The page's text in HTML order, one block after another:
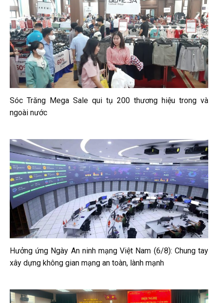
Sóc Trăng Mega Sale qui tụ 200 thương hiệu trong và
ngoài nước
Hưởng ứng Ngày An ninh mạng Việt Nam (6/8): Chung tay
xây dựng không gian mạng an toàn, lành mạnh